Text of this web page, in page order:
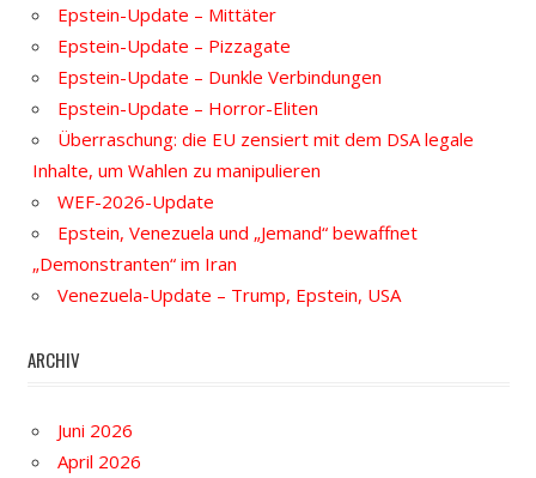
Epstein-Update – Mittäter
Epstein-Update – Pizzagate
Epstein-Update – Dunkle Verbindungen
Epstein-Update – Horror-Eliten
Überraschung: die EU zensiert mit dem DSA legale
Inhalte, um Wahlen zu manipulieren
WEF-2026-Update
Epstein, Venezuela und „Jemand“ bewaffnet
„Demonstranten“ im Iran
Venezuela-Update – Trump, Epstein, USA
ARCHIV
Juni 2026
April 2026